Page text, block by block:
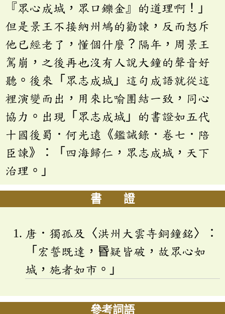
『眾心成城，眾口鑠金』的道理啊！」
但是景王不接納州鳩的勸諫，反而怒斥
他已經老了，懂個什麼？隔年，周景王
駕崩，之後再也沒有人說大鐘的聲音好
聽。後來「眾志成城」這句成語就從這
裡演變而出，用來比喻團結一致，同心
協力。出現「眾志成城」的書證如五代
十國後蜀．何光遠《鑑誡錄．卷七．陪
臣諫》：「四海歸仁，眾志成城，天下
治理。」
書 證
唐．獨孤及〈洪州大雲寺銅鐘銘〉：
「宏誓既達，昬疑皆破，故眾心如
城，施者如市。」
參考詞語